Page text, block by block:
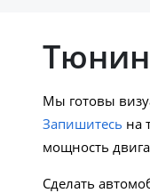
Мы готовы
Запишитесь на
мощность
Сделать